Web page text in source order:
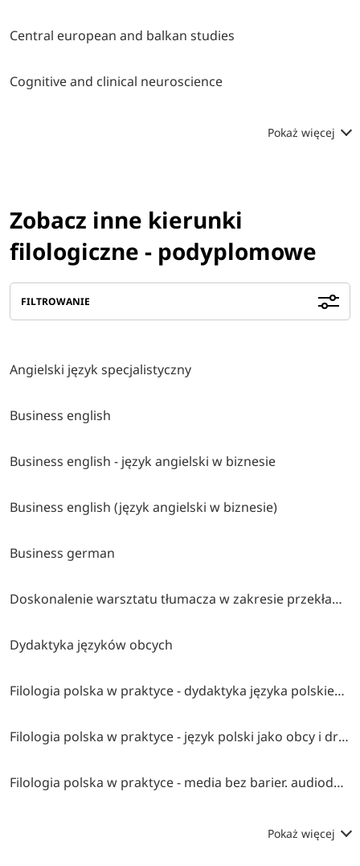
Central european and balkan studies
Cognitive and clinical neuroscience
Pokaż więcej
Zobacz inne kierunki
filologiczne - podyplomowe
FILTROWANIE
Angielski język specjalistyczny
Business english
Business english - język angielski w biznesie
Business english (język angielski w biznesie)
Business german
Doskonalenie warsztatu tłumacza w zakresie przekładu pisemnego
Dydaktyka języków obcych
Filologia polska w praktyce - dydaktyka języka polskiego jako obcego
Filologia polska w praktyce - język polski jako obcy i drugi w pracy z dzieckiem
Filologia polska w praktyce - media bez barier. audiodeskrypcja (ad i napisy dla niesłyszących
Pokaż więcej